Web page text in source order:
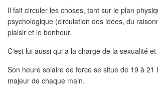
Il fait circuler les choses, tant sur le plan
psychologique (circulation des idées, du
plaisir et le bonheur.
C'est lui aussi qui a la charge de la sexualité
Son heure solaire de force se situe de 19 à
majeur de chaque main.